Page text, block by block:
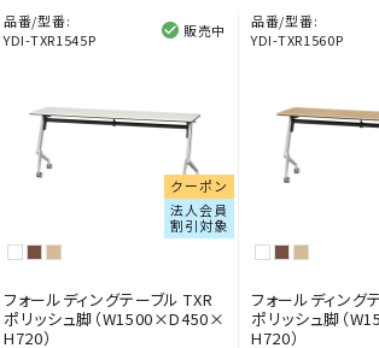
品番/型番:
YDI-TXR1545P
販売中
クーポン
法人会員
割引対象
フォールディングテーブル TXR
ポリッシュ脚（W1500×D450×
H720）
品番/型番:
YDI-TXR1560P
フォールディング
ポリッシュ脚（
H720）